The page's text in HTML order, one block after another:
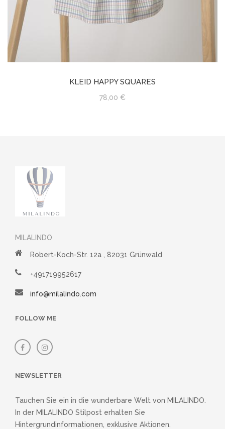
KLEID HAPPY SQUARES
78,00 €
MILALINDO
Robert-Koch-Str. 12a , 82031 Grünwald
+491719952617
info@milalindo.com
FOLLOW ME
NEWSLETTER
Tauchen Sie ein in die wunderbare Welt von MILALINDO.
In der MILALINDO Stilpost erhalten Sie
Hintergrundinformationen, exklusive Aktionen,